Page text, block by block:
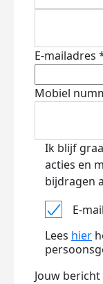
E-mailadres
Mobiel
Ik blijf
acties en
bijdragen
E-mail
Lees hier
Jouw